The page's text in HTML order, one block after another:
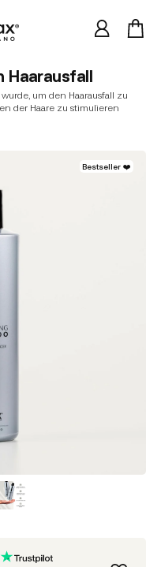
Haarausfall
um den Haarausfall zu
der Haare zu stimulieren
Bestseller ❤️